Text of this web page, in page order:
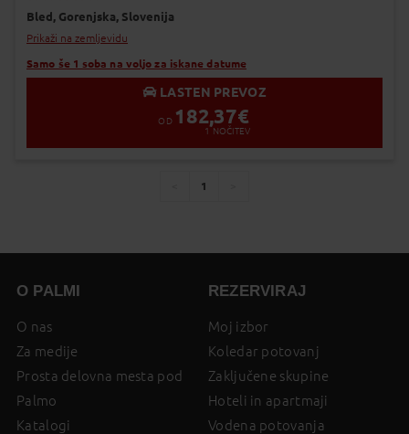
Bled, Gorenjska, Slovenija
Prikaži na zemljevidu
Samo še 1 soba na voljo za iskane datume
LASTEN PREVOZ
OD 182,37€
1 NOČITEV
You're
1
O PALMI
O nas
Za medije
Prosta delovna mesta pod
Palmo
Katalogi
REZERVIRAJ
Moj izbor
Koledar potovanj
Zaključene skupine
Hoteli in apartmaji
Vodena potovanja